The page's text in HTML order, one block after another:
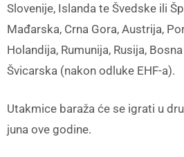
Slovenije, Islanda te Švedske ili
Mađarska, Crna Gora, Austrija,
Holandija, Rumunija, Rusija,
Švicarska (nakon odluke EHF-a).
Utakmice baraža će se igrati u
juna ove godine.